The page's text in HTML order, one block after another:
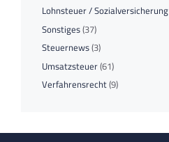
Lohnsteuer / Sozialversicherung
Sonstiges(37)
Steuernews(3)
Umsatzsteuer(61)
Verfahrensrecht(9)